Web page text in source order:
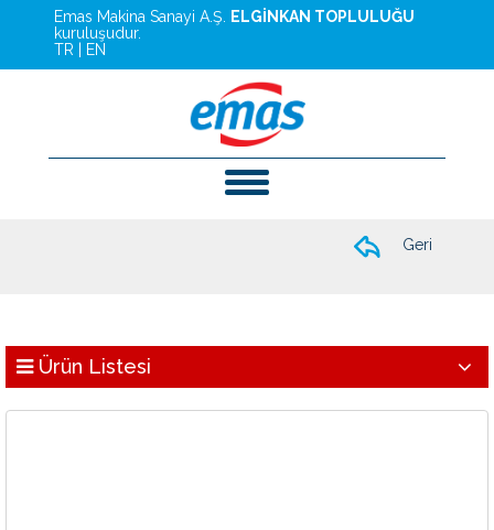
Emas Makina Sanayi A.Ş.
ELGİNKAN TOPLULUĞU
kuruluşudur.
TR
EN
Geri
Ürün Listesi